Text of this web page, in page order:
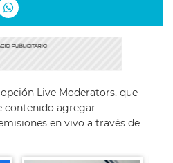
Live Moderators, que
contenido agregar
en vivo a través de